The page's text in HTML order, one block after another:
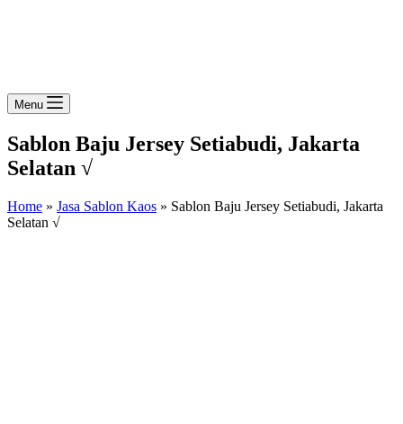
Menu
Sablon Baju Jersey Setiabudi, Jakarta
Selatan √
Home » Jasa Sablon Kaos » Sablon Baju Jersey Setiabudi, Jakarta
Selatan √